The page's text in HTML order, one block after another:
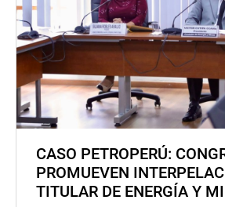
CASO PETROPERÚ:
PROMUEVEN
TITULAR DE ENERGÍA Y